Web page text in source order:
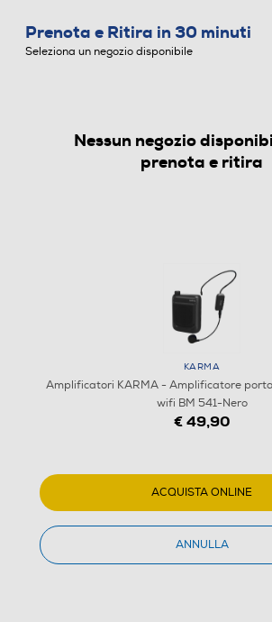
AMPLIFICATORI
Prenota e Ritira in 30 minuti
Seleziona un negozio disponibile
Nessun negozio
prenota e ritira
KARMA
Amplificatori KARMA - Amplificatore
wifi BM 541-Nero
€ 49,90
ACQUISTA ONLINE
ANNULLA